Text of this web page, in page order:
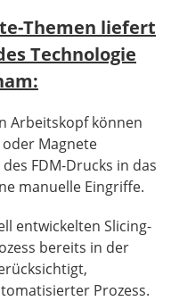
Themen liefert
Technologie
Arbeitskopf können
Magnete
FDM-Drucks in das
manuelle Eingriffe.
entwickelten Slicing-
bereits in der
Prozess.